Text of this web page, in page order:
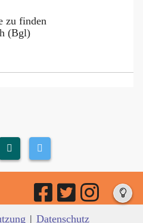
zu finden
(Bgl)
| Datenschutz